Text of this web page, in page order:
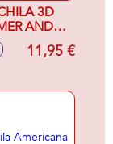
3D
AND
25X31X10
11,95 €